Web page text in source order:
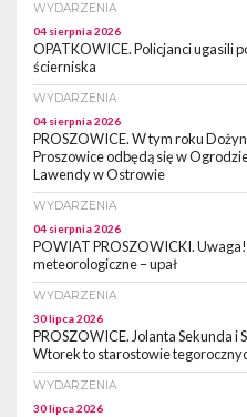
WYDARZENIA
04 sierpnia 2026
OPATKOWICE. Policjanci ugasili
ścierniska
WYDARZENIA
04 sierpnia 2026
PROSZOWICE. W tym roku
Proszowice odbędą się w
Lawendy w Ostrowie
WYDARZENIA
04 sierpnia 2026
POWIAT PROSZOWICKI.
meteorologiczne – upał
WYDARZENIA
30 lipca 2026
PROSZOWICE. Jolanta Sekunda i
Wtorek to starostowie
WYDARZENIA
30 lipca 2026